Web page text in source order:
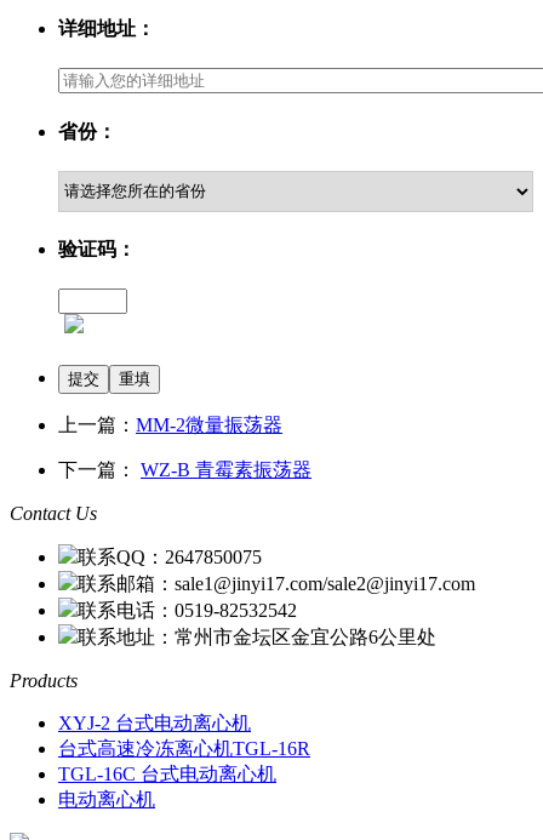
详细地址：
省份：
验证码：
上一篇： MM-2微量振荡器
下一篇： WZ-B 青霉素振荡器
Contact Us
联系QQ：2647850075
联系邮箱：sale1@jinyi17.com/sale2@jinyi17.com
联系电话：0519-82532542
联系地址：常州市金坛区金宜公路6公里处
Products
XYJ-2 台式电动离心机
台式高速冷冻离心机TGL-16R
TGL-16C 台式电动离心机
电动离心机